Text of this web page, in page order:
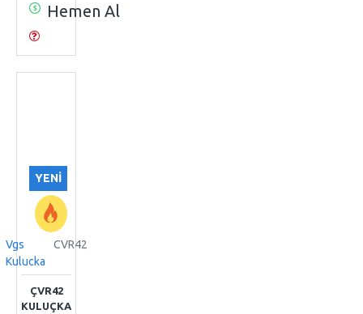
Hemen Al
YENI
Vgs
Kulucka
CVR42
ÇVR42
KULUÇKA